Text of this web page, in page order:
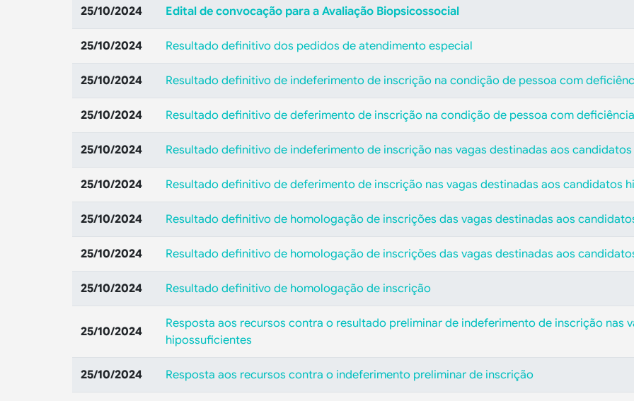
25/10/2024 Edital de convocação para a Avaliação Biopsicossocial
25/10/2024 Resultado definitivo dos pedidos de atendimento especial
25/10/2024 Resultado definitivo de indeferimento de inscrição na condição de pessoa com
25/10/2024 Resultado definitivo de deferimento de inscrição na condição de pessoa com deficiência
25/10/2024 Resultado definitivo de indeferimento de inscrição nas vagas destinadas aos
25/10/2024 Resultado definitivo de deferimento de inscrição nas vagas destinadas aos candidatos
25/10/2024 Resultado definitivo de homologação de inscrições das vagas destinadas aos
25/10/2024 Resultado definitivo de homologação de inscrições das vagas destinadas aos
25/10/2024 Resultado definitivo de homologação de inscrição
25/10/2024
Resposta aos recursos contra o resultado preliminar de indeferimento de inscrição nas
hipossuficientes
25/10/2024 Resposta aos recursos contra o indeferimento preliminar de inscrição